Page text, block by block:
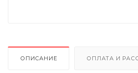
ОПИСАНИЕ ОПЛАТА И